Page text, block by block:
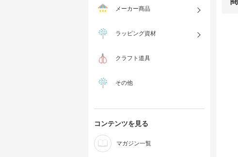
メーカー商品
ラッピング資材
クラフト道具
その他
コンテンツを見る
マガジン一覧